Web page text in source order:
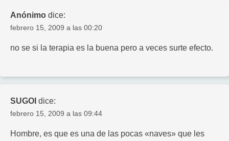
Anónimo dice:
febrero 15, 2009 a las 00:20
no se si la terapia es la buena pero a veces surte efecto.
SUGOI dice:
febrero 15, 2009 a las 09:44
Hombre, es que es una de las pocas «naves» que les